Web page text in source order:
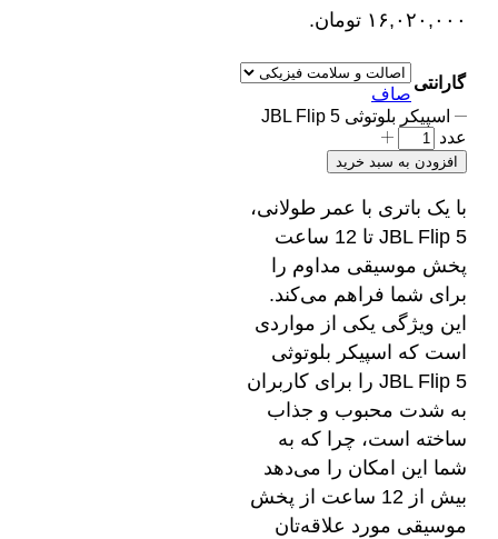
۱۶,۰۲۰,۰۰۰ تومان.
گارانتی
صاف
اسپیکر بلوتوثی JBL Flip 5
عدد
افزودن به سبد خرید
با یک باتری با عمر طولانی،
JBL Flip 5 تا 12 ساعت
پخش موسیقی مداوم را
برای شما فراهم می‌کند.
این ویژگی یکی از مواردی
است که اسپیکر بلوتوثی
JBL Flip 5 را برای کاربران
به شدت محبوب و جذاب
ساخته است، چرا که به
شما این امکان را می‌دهد
بیش از 12 ساعت از پخش
موسیقی مورد علاقه‌تان